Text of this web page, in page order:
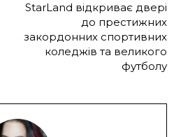
StarLand відкриває двері
до престижних
закордонних спортивних
коледжів та великого
футболу